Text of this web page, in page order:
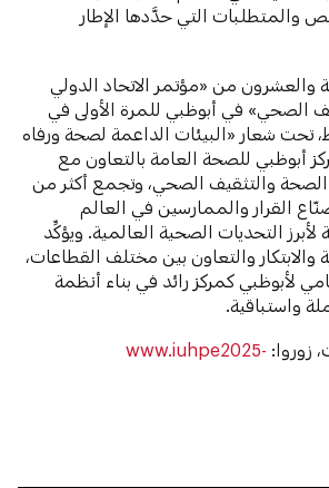
والمتطلبات التي حدَّدها الإطار
والعشرون من «مؤتمر الاتحاد الدولي
الصحي» في أبوظبي للمرة الأولى في
تحت شعار «البيئات الداعمة لصحة ورفاه
أبوظبي للصحة العامة بالتعاون مع
الصحة والتثقيف الصحي، وتجمع أكثر من
القرار والممارسين في العالم
التحديات الصحية العالمية. ويؤكِّد
والابتكار والتعاون بين مختلف القطاعات،
لأبوظبي كمركز رائد في بناء أنظمة
واستباقية.
زوروا: www.iuhpe2025-